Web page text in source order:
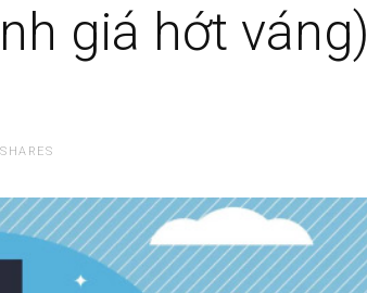
giá hớt váng)
SHARES